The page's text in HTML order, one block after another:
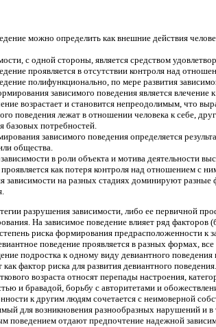
можно определить как внешние действия
с одной стороны, является средством
проявляется в отсутствии контроля над
полифункционально, по мере развития
зависимого поведения является
возрастает и становится непреодолимым, что
поведения лежат в отношении человека к себе,
базовых потребностей.
зависимого поведения определяется
общества.
в роли объекта и мотива деятельности
как потеря контроля над отношением с
зависимости на разных стадиях доминируют разные
разрушения зависимости, либо ее первичной
На зависимое поведение влияет ряд
риска формирования предрасположенности
поведение проявляется в разных формах,
подростка к одному виду девиантного
как фактор риска для развития девиантного
возраста относят перепады настроения,
и бравадой, борьбу с авторитетами и
к другим людям сочетается с неимоверной
для возникновения разнообразных нарушений
поведением отдают предпочтение надежной